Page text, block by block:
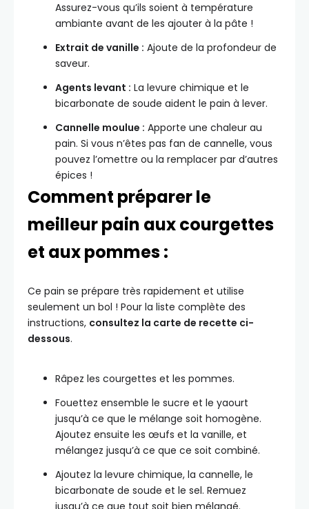
Assurez-vous qu’ils soient à température
ambiante avant de les ajouter à la pâte !
Extrait de vanille : Ajoute de la profondeur de
saveur.
Agents levant : La levure chimique et le
bicarbonate de soude aident le pain à lever.
Cannelle moulue : Apporte une chaleur au
pain. Si vous n’êtes pas fan de cannelle, vous
pouvez l’omettre ou la remplacer par d’autres
épices !
Comment préparer le
meilleur pain aux courgettes
et aux pommes :
Ce pain se prépare très rapidement et utilise
seulement un bol ! Pour la liste complète des
instructions, consultez la carte de recette ci-
dessous.
Râpez les courgettes et les pommes.
Fouettez ensemble le sucre et le yaourt
jusqu’à ce que le mélange soit homogène.
Ajoutez ensuite les œufs et la vanille, et
mélangez jusqu’à ce que ce soit combiné.
Ajoutez la levure chimique, la cannelle, le
bicarbonate de soude et le sel. Remuez